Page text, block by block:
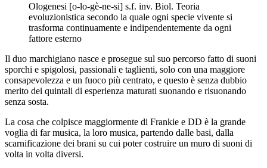
Ologenesi [o-lo-gè-ne-si] s.f. inv. Biol. Teoria
evoluzionistica secondo la quale ogni specie vivente si
trasforma continuamente e indipendentemente da ogni
fattore esterno
Il duo marchigiano nasce e prosegue sul suo percorso fatto di suoni
sporchi e spigolosi, passionali e taglienti, solo con una maggiore
consapevolezza e un fuoco più centrato, e questo è senza dubbio
merito dei quintali di esperienza maturati suonando e risuonando
senza sosta.
La cosa che colpisce maggiormente di Frankie e DD è la grande
voglia di far musica, la loro musica, partendo dalle basi, dalla
scarnificazione dei brani su cui poter costruire un muro di suoni di
volta in volta diversi.